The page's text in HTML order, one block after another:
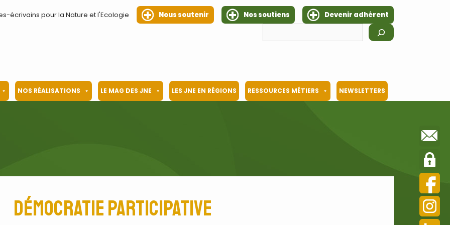
écrivains pour la Nature et l'Ecologie Nous soutenir Nos soutiens
Devenir adhérent
NOS RÉALISATIONS LE MAG DES JNE LES JNE EN RÉGIONS RESSOURCES MÉTIERS NEWSLETTERS
démocratie participative